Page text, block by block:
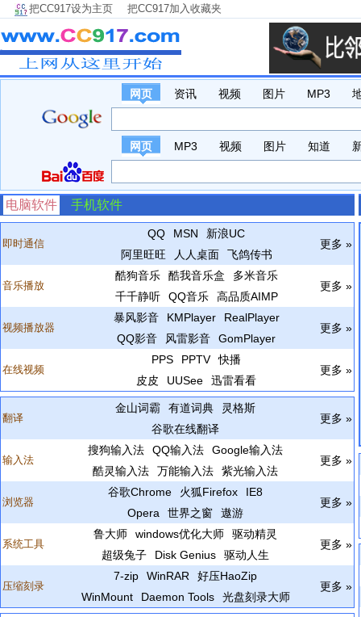
把CC917设为主页 把CC917加入收藏夹
网页 资讯 视频 图片 MP3
网页 MP3 视频 图片 知道
电脑软件 手机软件
即时通信
QQ MSN
新浪UC
阿里旺旺
人人桌面 飞鸽传书
更多 »
音乐播放
酷狗音乐 酷我音乐盒
多米音乐
千千静听
QQ音乐 高品质AIMP
更多 »
视频播放器
暴风影音 KMPlayer
RealPlayer
QQ影音
风雷影音 GomPlayer
更多 »
在线视频
PPS PPTV
快播
皮皮
UUSee 迅雷看看
更多 »
翻译
金山词霸 有道词典
灵格斯
谷歌在线翻译
更多 »
输入法
搜狗输入法 QQ输入法
Google输入法
酷灵输入法
万能输入法 紫光输入法
更多 »
浏览器
谷歌Chrome 火狐Firefox
IE8
Opera
世界之窗 遨游
更多 »
系统工具
鲁大师 windows优化大师
驱动精灵
超级兔子
Disk Genius 驱动人生
更多 »
压缩刻录
7-zip WinRAR
好压HaoZip
WinMount
Daemon Tools 光盘刻录大师
更多 »